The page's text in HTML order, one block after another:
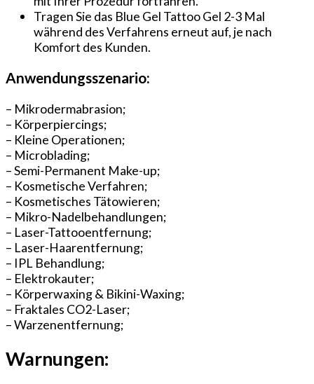
Tragen Sie das Blue Gel Tattoo Gel 2-3 Mal
während des Verfahrens erneut auf, je nach
Komfort des Kunden.
Anwendungsszenario:
– Mikrodermabrasion;
– Körperpiercings;
– Kleine Operationen;
– Microblading;
– Semi-Permanent Make-up;
– Kosmetische Verfahren;
– Kosmetisches Tätowieren;
– Mikro-Nadelbehandlungen;
– Laser-Tattooentfernung;
– Laser-Haarentfernung;
– IPL Behandlung;
– Elektrokauter;
– Körperwaxing & Bikini-Waxing;
– Fraktales CO2-Laser;
– Warzenentfernung;
Warnungen: